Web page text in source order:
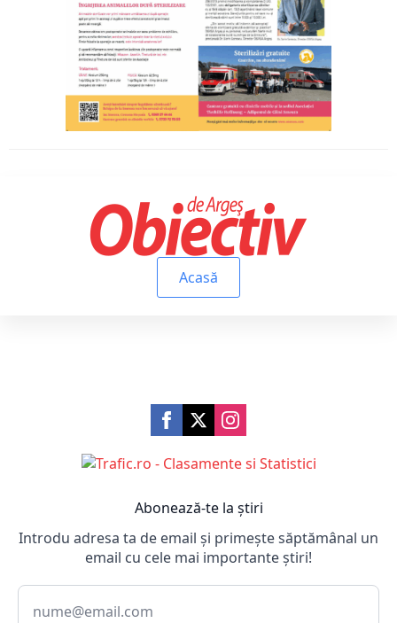
Acasă
Abonează-te la știri
Introdu adresa ta de email și primește săptămânal un
email cu cele mai importante știri!